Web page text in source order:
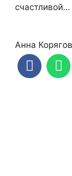
счастливой…
Анна